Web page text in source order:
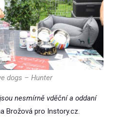
dogs – Hunter
nesmírně vděční a oddaní
Brožová pro Instory.cz.